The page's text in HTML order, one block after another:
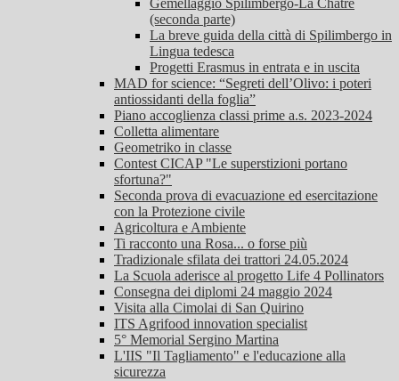
Gemellaggio Spilimbergo-La Châtre
(seconda parte)
La breve guida della città di Spilimbergo in
Lingua tedesca
Progetti Erasmus in entrata e in uscita
MAD for science: “Segreti dell’Olivo: i poteri
antiossidanti della foglia”
Piano accoglienza classi prime a.s. 2023-2024
Colletta alimentare
Geometriko in classe
Contest CICAP "Le superstizioni portano
sfortuna?"
Seconda prova di evacuazione ed esercitazione
con la Protezione civile
Agricoltura e Ambiente
Ti racconto una Rosa... o forse più
Tradizionale sfilata dei trattori 24.05.2024
La Scuola aderisce al progetto Life 4 Pollinators
Consegna dei diplomi 24 maggio 2024
Visita alla Cimolai di San Quirino
ITS Agrifood innovation specialist
5° Memorial Sergino Martina
L'IIS "Il Tagliamento" e l'educazione alla
sicurezza